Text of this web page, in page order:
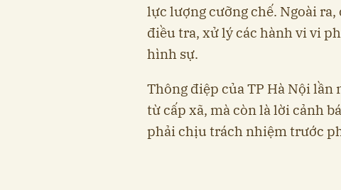
lực lượng cưỡng chế. Ngoài
điều tra, xử lý các hành vi vi
hình sự.
Thông điệp của TP Hà Nội lần
từ cấp xã, mà còn là lời cảnh
phải chịu trách nhiệm trước